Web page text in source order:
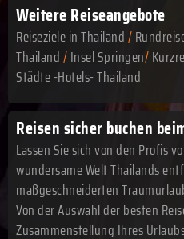
Weitere Reiseangebote
Reiseziele in Thailand/
Thailand/Insel Springen/
Städte -Hotels- Thailand
Reisen sicher buchen
Lassen Sie sich von den Profis
wundersame Welt Thailands
maßgeschneiderten
Von der Auswahl der besten
Zusammenstellung Ihres